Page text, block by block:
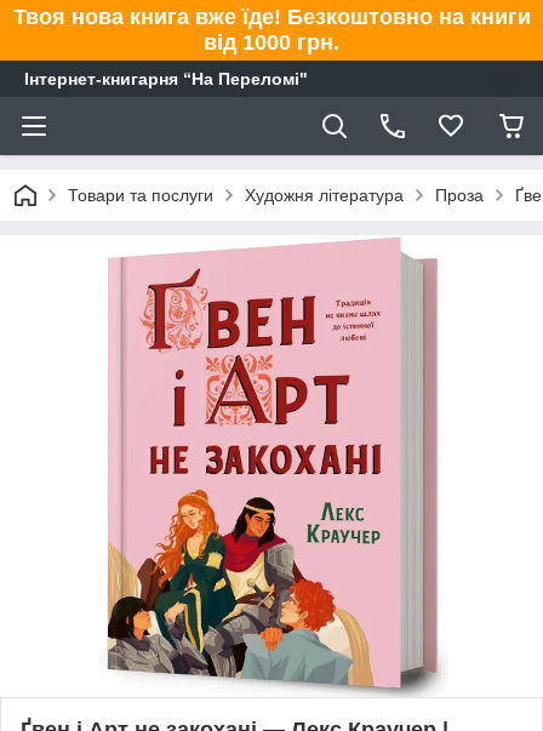
Твоя нова книга вже їде! Безкоштовно на книги
від 1000 грн.
Інтернет-книгарня “На Переломі"
Товари та послуги Художня література Проза